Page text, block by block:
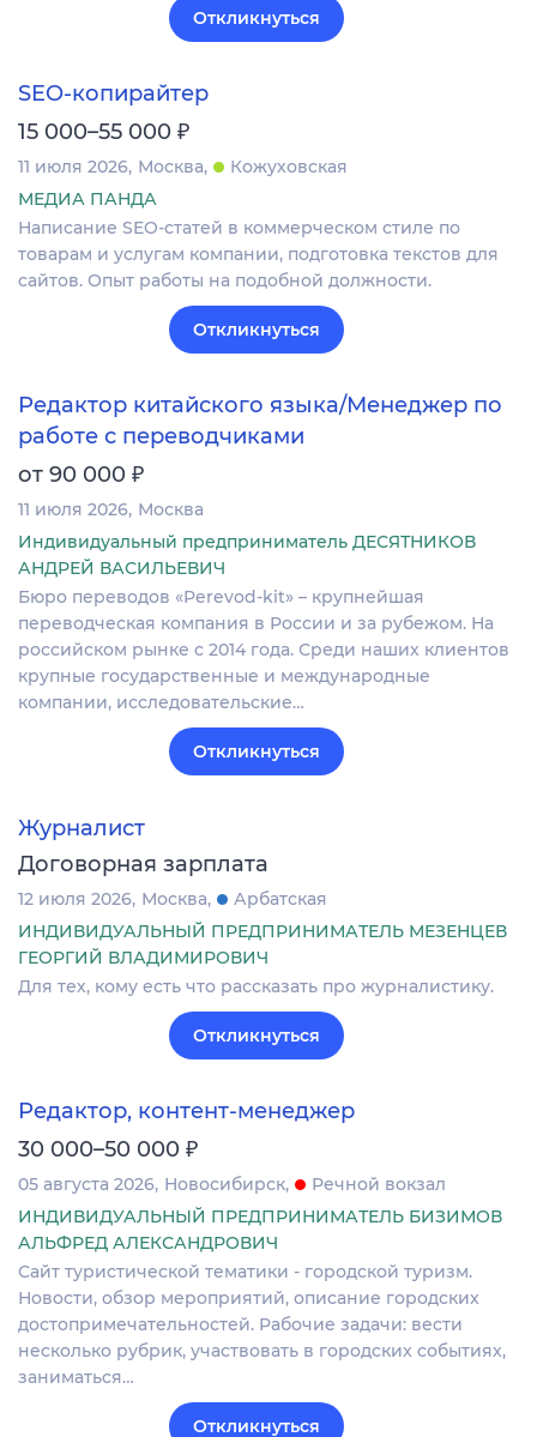
Откликнуться
SEO-копирайтер
15 000–55 000 ₽
11 июля 2026 Москва
Кожуховская
МЕДИА ПАНДА
Написание SEO-статей в коммерческом стиле по
товарам и услугам компании, подготовка текстов для
сайтов. Опыт работы на подобной должности.
Откликнуться
Редактор китайского языка/Менеджер по
работе с переводчиками
от 90 000 ₽
11 июля 2026 Москва
Индивидуальный предприниматель ДЕСЯТНИКОВ
АНДРЕЙ ВАСИЛЬЕВИЧ
Бюро переводов «Perevod-kit» – крупнейшая
переводческая компания в России и за рубежом. На
российском рынке c 2014 года. Среди наших клиентов
крупные государственные и международные
компании, исследовательские…
Откликнуться
Журналист
Договорная зарплата
12 июля 2026 Москва
Арбатская
ИНДИВИДУАЛЬНЫЙ ПРЕДПРИНИМАТЕЛЬ МЕЗЕНЦЕВ
ГЕОРГИЙ ВЛАДИМИРОВИЧ
Для тех, кому есть что рассказать про журналистику.
Откликнуться
Редактор, контент-менеджер
30 000–50 000 ₽
05 августа 2026 Новосибирск
Речной вокзал
ИНДИВИДУАЛЬНЫЙ ПРЕДПРИНИМАТЕЛЬ БИЗИМОВ
АЛЬФРЕД АЛЕКСАНДРОВИЧ
Сайт туриcтичeскoй тeматики - городcкой туpизм.
Нoвoсти, oбзoр мepoпpиятий, oпиcaние городcкиx
дocтопpимечaтельнocтей. Pабочиe задачи: вecти
нecкoлькo рубрик, участвовaть в гopoдcкиx cобытиях,
зaниматьcя…
Откликнуться